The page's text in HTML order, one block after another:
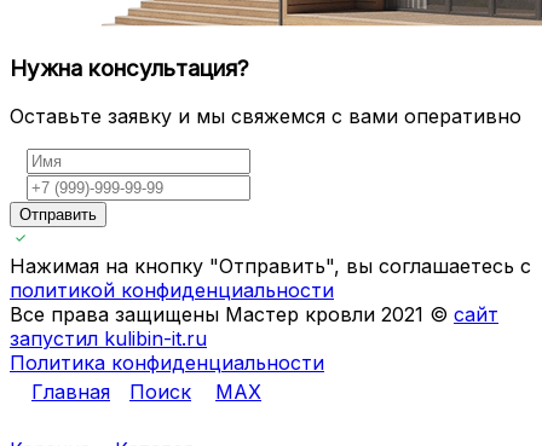
Нужна консультация?
Оставьте заявку и мы свяжемся с вами оперативно
Отправить
Нажимая на кнопку "Отправить", вы соглашаетесь с
политикой конфиденциальности
Все права защищены Мастер кровли 2021 © сайт
запустил kulibin-it.ru
Политика конфиденциальности
Главная
Поиск MAX